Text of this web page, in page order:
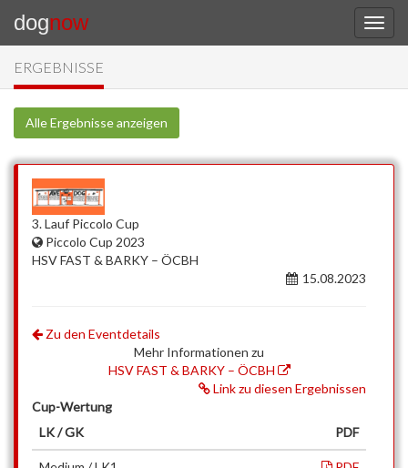
dognow
ERGEBNISSE
Alle Ergebnisse anzeigen
3. Lauf Piccolo Cup
Piccolo Cup 2023
HSV FAST & BARKY – ÖCBH
15.08.2023
Zu den Eventdetails
Mehr Informationen zu
HSV FAST & BARKY – ÖCBH
Link zu diesen Ergebnissen
Cup-Wertung
LK / GK
PDF